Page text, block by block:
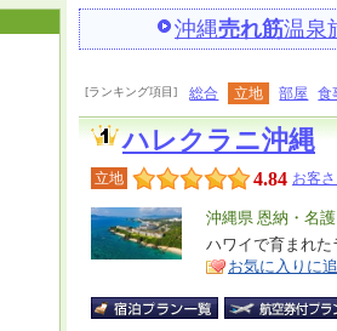
沖縄売れ筋温泉
[ランキング項目] 総合 立地 部屋 食
ハレクラニ沖縄
立地 4.84 お客
エ
リ
ア
沖縄県 恩納・名
特
徴
ハワイで育まれ
お気に入りに